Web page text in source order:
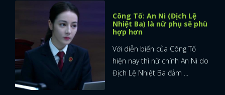
Công Tố: An Ni (Địch Lệ
Nhiệt Ba) là nữ phụ sẽ phù
hợp hơn
Với diễn biến của Công Tố
hiện nay thì nữ chính An Ni do
Địch Lệ Nhiệt Ba đảm ...